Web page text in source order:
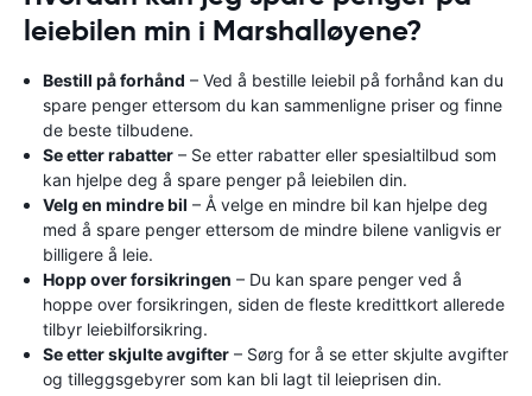
leiebilen min i Marshalløyene?
Bestill på forhånd – Ved å bestille leiebil på forhånd kan du
spare penger ettersom du kan sammenligne priser og finne
de beste tilbudene.
Se etter rabatter – Se etter rabatter eller spesialtilbud som
kan hjelpe deg å spare penger på leiebilen din.
Velg en mindre bil – Å velge en mindre bil kan hjelpe deg
med å spare penger ettersom de mindre bilene vanligvis er
billigere å leie.
Hopp over forsikringen – Du kan spare penger ved å
hoppe over forsikringen, siden de fleste kredittkort allerede
tilbyr leiebilforsikring.
Se etter skjulte avgifter – Sørg for å se etter skjulte avgifter
og tilleggsgebyrer som kan bli lagt til leieprisen din.